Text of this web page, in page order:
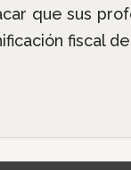
que sus
fiscal